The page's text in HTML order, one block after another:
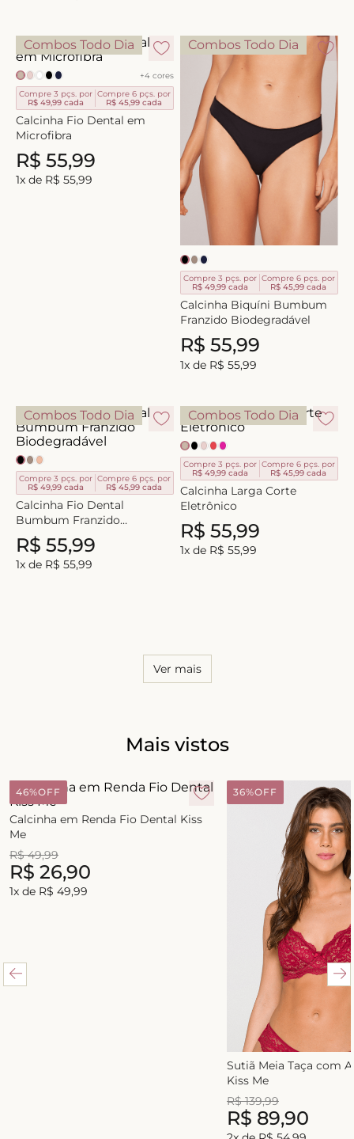
Combos Todo Dia
+4 cores
Compre 3 pçs. por
R$ 49,99cada
Compre 6 pçs. por
R$ 45,99 cada
Calcinha Fio Dental em
Microfibra
R$ 55,99
1x de R$ 55,99
Combos Todo Dia
Compre 3 pçs. por
R$ 49,99cada
Compre 6 pçs. por
R$ 45,99 cada
Calcinha Biquíni Bumbum
Franzido Biodegradável
R$ 55,99
1x de R$ 55,99
Combos Todo Dia
Compre 3 pçs. por
R$ 49,99cada
Compre 6 pçs. por
R$ 45,99 cada
Calcinha Fio Dental
Bumbum Franzido
Biodegradável
R$ 55,99
1x de R$ 55,99
Combos Todo Dia
Compre 3 pçs. por
R$ 49,99cada
Compre 6 pçs. por
R$ 45,99 cada
Calcinha Larga Corte
Eletrônico
R$ 55,99
1x de R$ 55,99
Ver mais
Mais vistos
46%OFF
Calcinha em Renda Fio Dental Kiss
Me
R$ 49,99
R$ 26,90
1x de R$ 49,99
36%OFF
Sutiã Meia Taça com
Kiss Me
R$ 139,99
R$ 89,90
biquini
º calcinha